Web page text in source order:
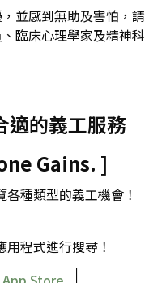
並感到無助及害怕，請
臨床心理學家及精神科
適的義工服務
Gains. ]
種類型的義工機會！
程式進行搜尋！
｜